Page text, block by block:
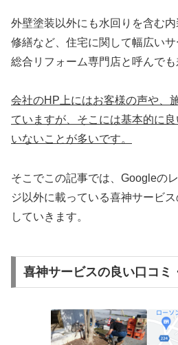
外壁塗装以外にも水回りを含む
修繕など、住宅に関して幅広いサ
総合リフォーム専門店と呼んでも
会社のHP上にはお客様の声や、
ていますが、そこには基本的に
いないことが多いです。
そこでこの記事では、Googleの
ジ以外に載っている喜神サービ
していきます。
喜神サービスの良い口コミ